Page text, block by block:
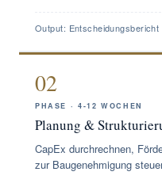
Output: Entscheidungsbericht
02
PHASE · 4-12 WOCHEN
Planung &
CapEx durchrechnen,
zur Baugenehmigung